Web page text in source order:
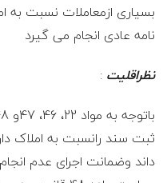
ک
ا
ی
ل
بسیاری ازمعاملات نسبت به
نامه عادی انجام می گیرد
نظراقلیت :
ثبت سند رانسبت به املاک
داند وضمانت اجرای عدم